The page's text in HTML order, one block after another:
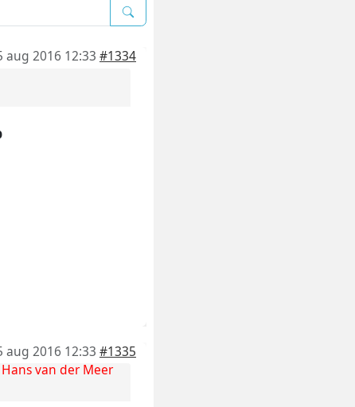
aug 2016 12:33 #1334
aug 2016 12:33 #1335
Hans van der Meer